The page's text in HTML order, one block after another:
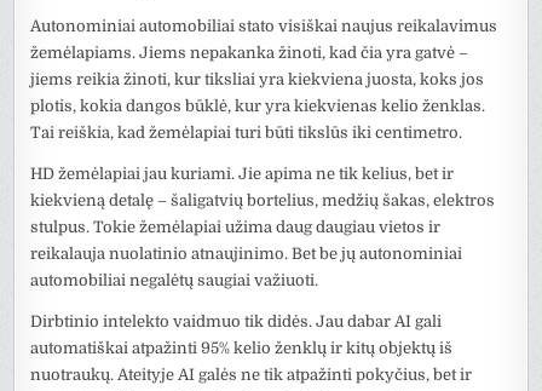
Autonominiai automobiliai stato visiškai naujus reikalavimus
žemėlapiams. Jiems nepakanka žinoti, kad čia yra gatvė –
jiems reikia žinoti, kur tiksliai yra kiekviena juosta, koks jos
plotis, kokia dangos būklė, kur yra kiekvienas kelio ženklas.
Tai reiškia, kad žemėlapiai turi būti tikslūs iki centimetro.
HD žemėlapiai jau kuriami. Jie apima ne tik kelius, bet ir
kiekvieną detalę – šaligatvių bortelius, medžių šakas, elektros
stulpus. Tokie žemėlapiai užima daug daugiau vietos ir
reikalauja nuolatinio atnaujinimo. Bet be jų autonominiai
automobiliai negalėtų saugiai važiuoti.
Dirbtinio intelekto vaidmuo tik didės. Jau dabar AI gali
automatiškai atpažinti 95% kelio ženklų ir kitų objektų iš
nuotraukų. Ateityje AI galės ne tik atpažinti pokyčius, bet ir